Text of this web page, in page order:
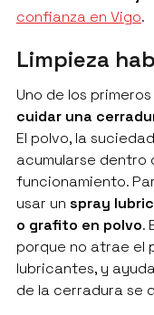
confianza en Vigo.
Limpieza
Uno de los
cuidar una
El polvo, la
acumularse dentro
funcionamiento.
usar un spray
o grafito en polvo.
porque no atrae el
lubricantes, y
de la cerradura se